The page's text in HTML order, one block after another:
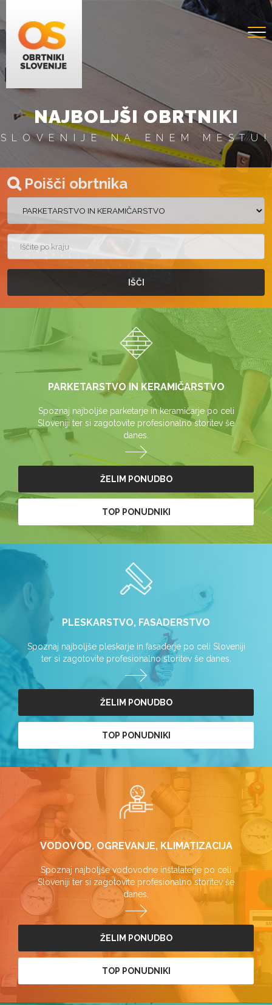
NAJBOLJŠI OBRTNIKI
SLOVENIJE NA ENEM MESTU!
Poišči obrtnika
PARKETARSTVO IN KERAMIČARSTVO
Spoznaj najboljše parketarje in keramičarje po celi
Sloveniji ter si zagotovite profesionalno storitev še
danes.
ŽELIM PONUDBO
TOP PONUDNIKI
PLESKARSTVO, FASADERSTVO
Spoznaj najboljše pleskarje in fasaderje po celi Sloveniji
ter si zagotovite profesionalno storitev še danes.
ŽELIM PONUDBO
TOP PONUDNIKI
VODOVOD, OGREVANJE, KLIMATIZACIJA
Spoznaj najboljše vodovodne inštalaterje po celi
Sloveniji ter si zagotovite profesionalno storitev še
danes.
ŽELIM PONUDBO
TOP PONUDNIKI